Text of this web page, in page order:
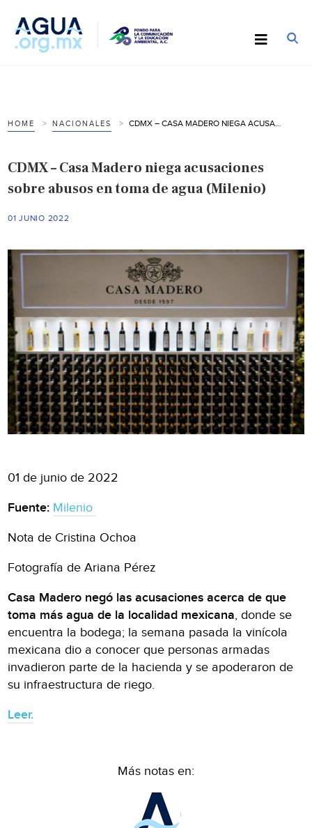
HOME NACIONALES
CDMX – Casa Madero niega acusaciones
sobre abusos en toma de agua (Milenio)
01 JUNIO 2022
01 de junio de 2022
Fuente: Milenio
Nota de Cristina Ochoa
Fotografía de Ariana Pérez
Casa Madero negó las acusaciones acerca de que
toma más agua de la localidad mexicana, donde se
encuentra la bodega; la semana pasada la vinícola
mexicana dio a conocer que personas armadas
invadieron parte de la hacienda y se apoderaron de
su infraestructura de riego.
Leer.
Más notas en: